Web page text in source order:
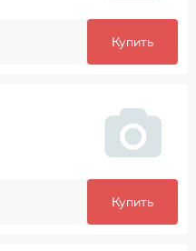
Купить
Купить